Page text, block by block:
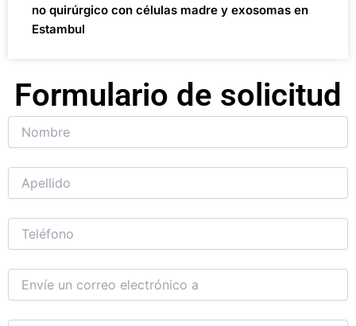
no quirúrgico con células madre y exosomas en
Estambul
Formulario de solicitud